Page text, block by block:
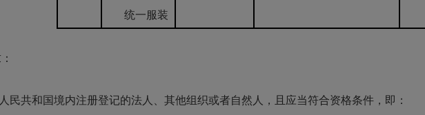
统一服装
共和国境内注册登记的法人、其他组织或者自然人，且应当符合资格条件，即：